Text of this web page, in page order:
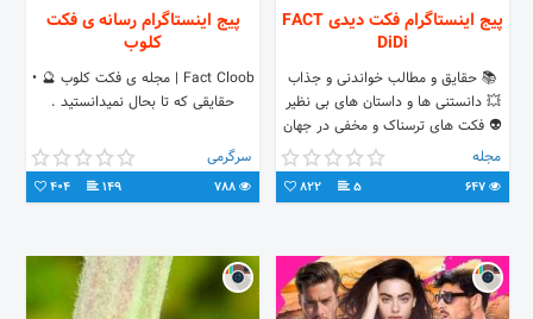
پیج اینستاگرام فکت دیدی FACT
DiDi
📚 حقایق و مطالب خواندنی و جذاب
💥 دانستنی ها و داستان های بی نظیر
👽 فکت های ترسناک و مخفی در جهان
مجله
5
822
پیج اینستاگرام رسانه ی فکت
کلوب
Fact Cloob | مجله ی فکت کلوب 🔮 •
حقایقی که تا بحال نمیدانستید .
سرگرمی
149
404